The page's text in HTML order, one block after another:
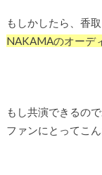
もしかしたら、香
NAKAMAのオーデ
もし共演できるので
ファンにとってこ